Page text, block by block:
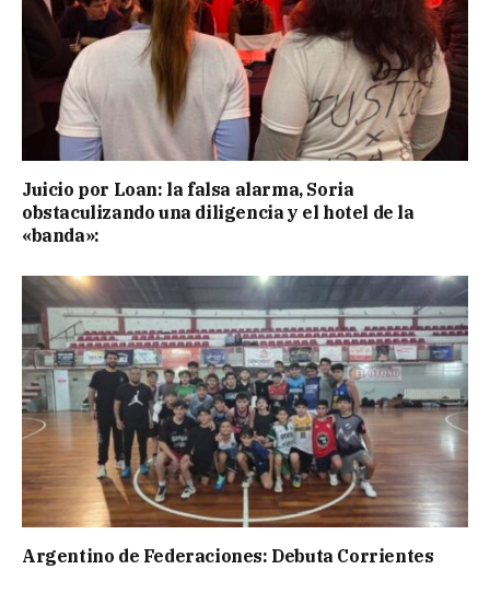
Juicio por Loan: la falsa alarma, Soria
obstaculizando una diligencia y el hotel de la
«banda»:
Argentino de Federaciones: Debuta Corrientes